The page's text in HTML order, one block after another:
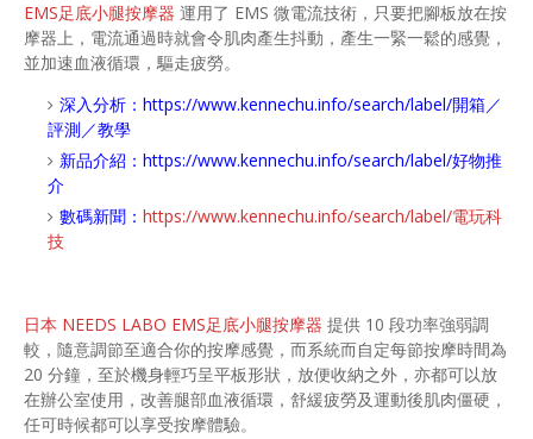
EMS足底小腿按摩器 運用了 EMS 微電流技術，只要把腳板放在按
摩器上，電流通過時就會令肌肉產生抖動，產生一緊一鬆的感覺，
並加速血液循環，驅走疲勞。
深入分析： https://www.kennechu.info/search/label/開箱／
評測／教學
新品介紹： https://www.kennechu.info/search/label/好物推
介
數碼新聞： https://www.kennechu.info/search/label/電玩科
技
日本 NEEDS LABO EMS足底小腿按摩器 提供 10 段功率強弱調
較，隨意調節至適合你的按摩感覺，而系統而自定每節按摩時間為
20 分鐘，至於機身輕巧呈平板形狀，放便收納之外，亦都可以放
在辦公室使用，改善腿部血液循環，舒緩疲勞及運動後肌肉僵硬，
任可時候都可以享受按摩體驗。